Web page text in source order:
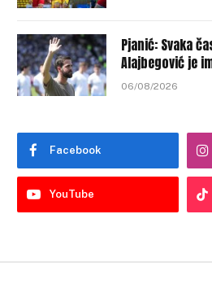
Pjanić: Svaka
Alajbegović je
06/08/2026
Facebook
YouTube